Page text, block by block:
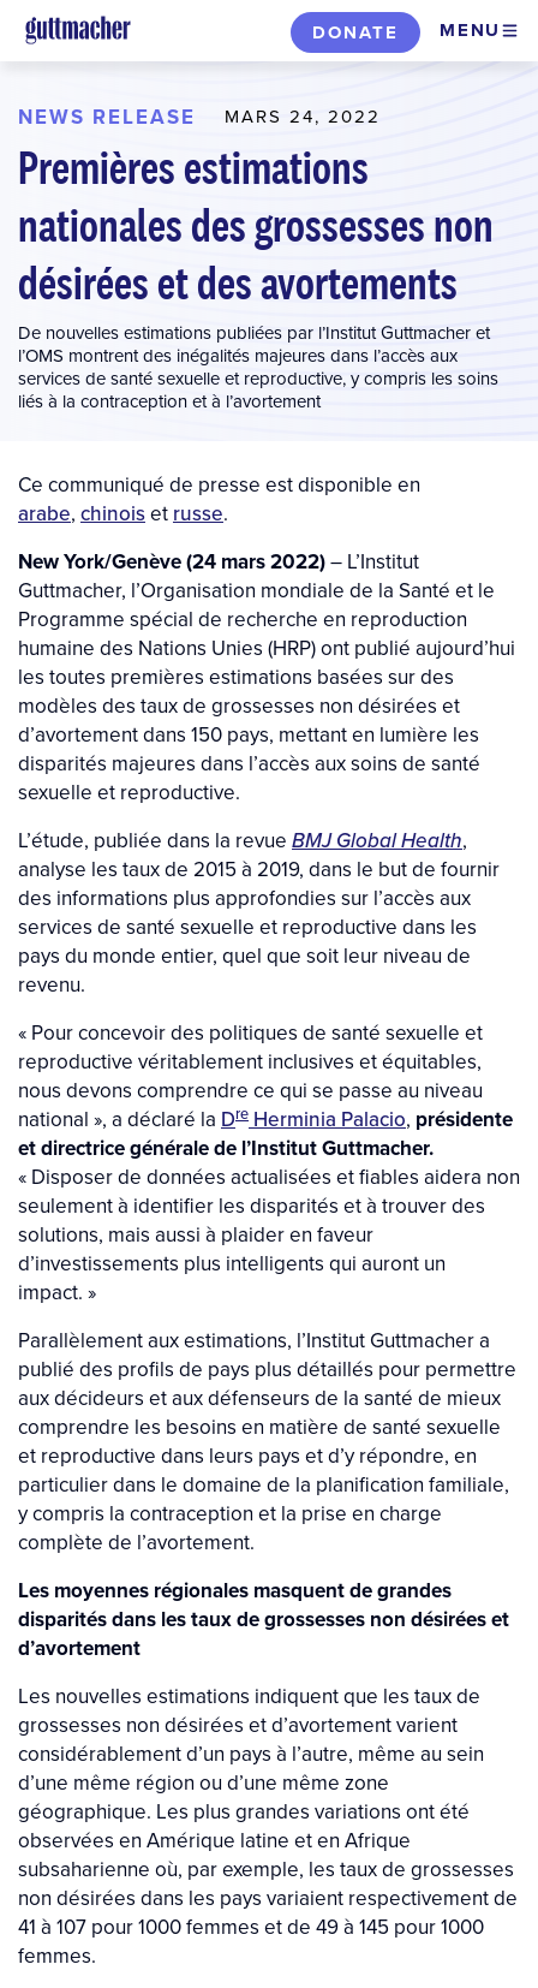
Skip
to
content
DONATE MENU
NEWS RELEASE MARS 24, 2022
Premières estimations
nationales des grossesses non
désirées et des avortements
De nouvelles estimations publiées par l’Institut Guttmacher et
l’OMS montrent des inégalités majeures dans l’accès aux
services de santé sexuelle et reproductive, y compris les soins
liés à la contraception et à l’avortement
Ce communiqué de presse est disponible en
arabe, chinoiset russe.
New York/Genève (24 mars 2022)– L’Institut
Guttmacher, l’Organisation mondiale de la Santé et le
Programme spécial de recherche en reproduction
humaine des Nations Unies (HRP) ont publié aujourd’hui
les toutes premières estimations basées sur des
modèles des taux de grossesses non désirées et
d’avortement dans 150 pays, mettant en lumière les
disparités majeures dans l’accès aux soins de santé
sexuelle et reproductive.
L’étude, publiée dans la revue BMJ Global Health,
analyse les taux de 2015 à 2019, dans le but de fournir
des informations plus approfondies sur l’accès aux
services de santé sexuelle et reproductive dans les
pays du monde entier, quel que soit leur niveau de
revenu.
« Pour concevoir des politiques de santé sexuelle et
reproductive véritablement inclusives et équitables,
nous devons comprendre ce qui se passe au niveau
national », a déclaré la Dre Herminia Palacio, présidente
et directrice générale de l’Institut Guttmacher.
« Disposer de données actualisées et fiables aidera non
seulement à identifier les disparités et à trouver des
solutions, mais aussi à plaider en faveur
d’investissements plus intelligents qui auront un
impact. »
Parallèlement aux estimations, l’Institut Guttmacher a
publié des profils de pays plus détaillés pour permettre
aux décideurs et aux défenseurs de la santé de mieux
comprendre les besoins en matière de santé sexuelle
et reproductive dans leurs pays et d’y répondre, en
particulier dans le domaine de la planification familiale,
y compris la contraception et la prise en charge
complète de l’avortement.
Les moyennes régionales masquent de grandes
disparités dans les taux de grossesses non désirées et
d’avortement
Les nouvelles estimations indiquent que les taux de
grossesses non désirées et d’avortement varient
considérablement d’un pays à l’autre, même au sein
d’une même région ou d’une même zone
géographique. Les plus grandes variations ont été
observées en Amérique latine et en Afrique
subsaharienne où, par exemple, les taux de grossesses
non désirées dans les pays variaient respectivement de
41 à 107 pour 1000 femmes et de 49 à 145 pour 1000
femmes.